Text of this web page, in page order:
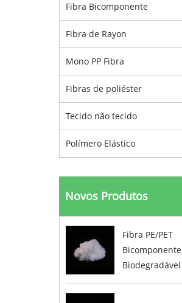
Fibra Bicomponente
Fibra de Rayon
Mono PP Fibra
Fibras de poliéster
Tecido não tecido
Polímero Elástico
Novos Produtos
Fibra PE/PET
Bicomponente
Biodegradável